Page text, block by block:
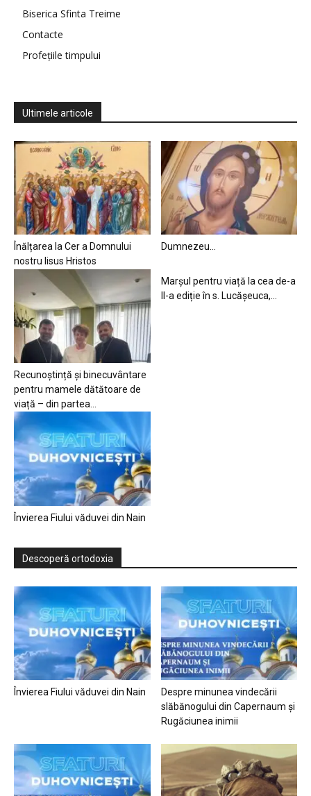
Biserica Sfinta Treime
Contacte
Profețiile timpului
Ultimele articole
Înălțarea la Cer a Domnului
nostru Iisus Hristos
Dumnezeu…
Recunoștință și binecuvântare
pentru mamele dătătoare de
viață – din partea...
Marșul pentru viață la cea de-a
II-a ediție în s. Lucășeuca,...
Învierea Fiului văduvei din Nain
Descoperă ortodoxia
Învierea Fiului văduvei din Nain
Despre minunea vindecării
slăbănogului din Capernaum și
Rugăciunea inimii